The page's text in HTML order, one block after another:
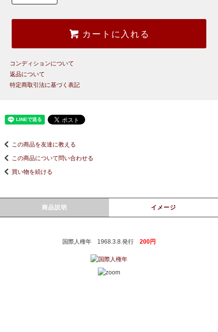
カートに入れる
コンディションについて
返品について
特定商取引法に基づく表記
この商品を友達に教える
この商品について問い合わせる
買い物を続ける
商品説明 イメージ
国際人権年 1968.3.8.発行 200円